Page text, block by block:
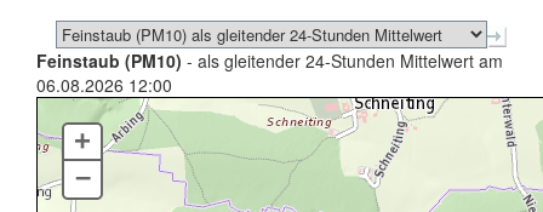
Feinstaub (PM10) - als gleitender 24-Stunden Mittelwert am
06.08.2026 12:00
+
–